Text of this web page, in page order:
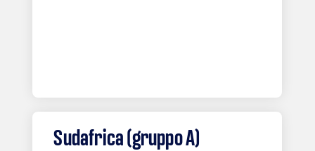
Sudafrica (gruppo A)